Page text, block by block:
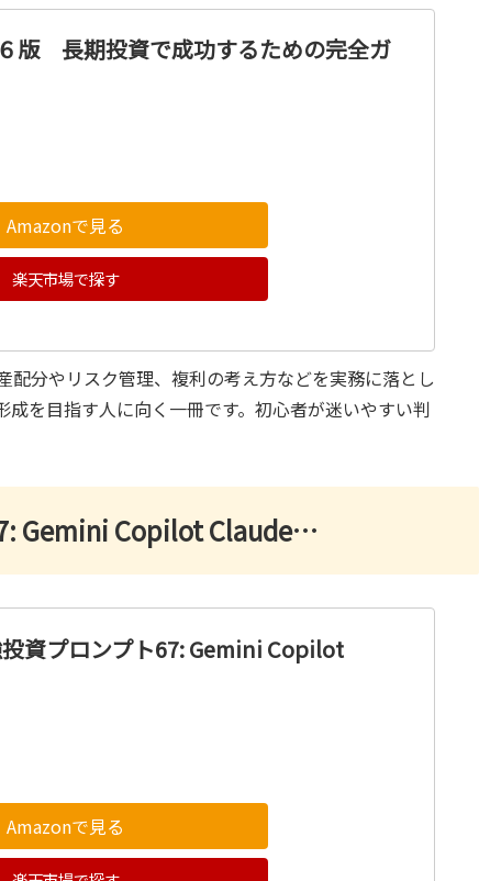
版 長期投資で成功するための完全ガ
Amazonで見る
楽天市場で探す
分やリスク管理、複利の考え方などを実務に落とし
を目指す人に向く一冊です。初心者が迷いやすい判
Gemini Copilot Claude…
資プロンプト67: Gemini Copilot
Amazonで見る